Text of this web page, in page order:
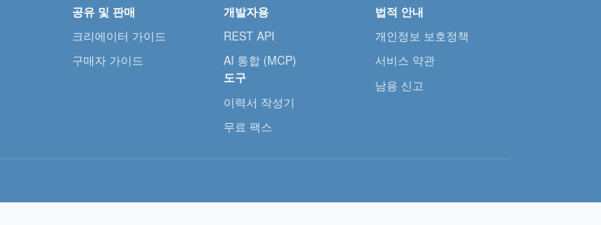
공유 및 판매
크리에이터 가이드
구매자 가이드
개발자용
REST API
AI 통합 (MCP)
도구
이력서 작성기
무료 팩스
법적 안내
개인정보 보호정책
서비스 약관
남용 신고